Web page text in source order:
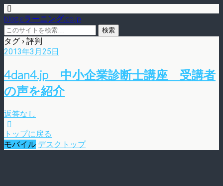
blog.eラーニング.co.jp
タグ › 評判
2013年3月25日
4dan4.jp 中小企業診断士講座 受講者
の声を紹介
返答なし
トップに戻る
モバイル デスクトップ